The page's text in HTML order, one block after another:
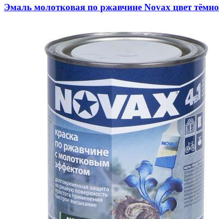
Эмаль молотковая по ржавчине Novax цвет